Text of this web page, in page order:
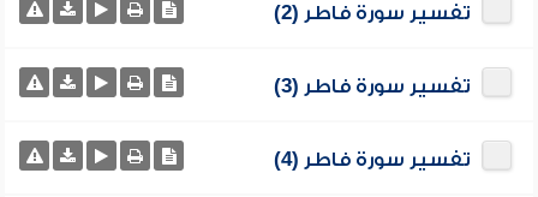
تفسير سورة فاطر (2)
تفسير سورة فاطر (3)
تفسير سورة فاطر (4)